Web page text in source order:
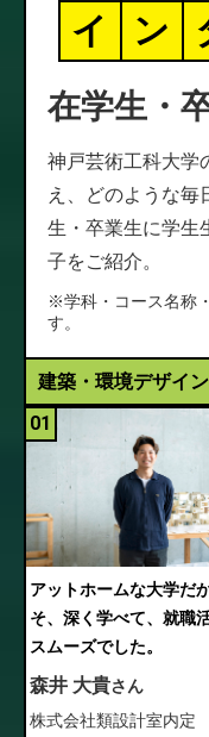
イ
ン
在学生・
神戸芸術工科大学
え、どのような毎
生・卒業生に学生
子をご紹介。
※学科・コース名称
す。
建築・環境デザイン
01
アットホームな大学だ
そ、深く学べて、就職
スムーズでした。
森井 大貴さん
株式会社類設計室内定